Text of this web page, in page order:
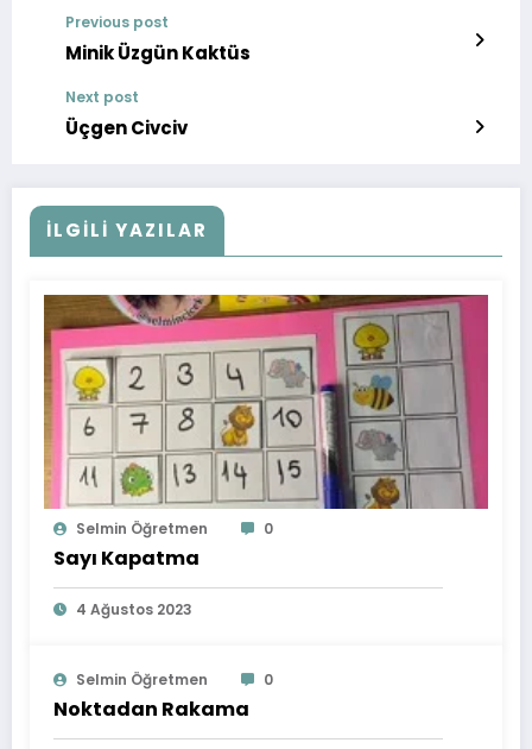
Previous post
Minik Üzgün Kaktüs
Next post
Üçgen Civciv
İLGİLİ YAZILAR
Selmin Öğretmen 0
Sayı Kapatma
4 Ağustos 2023
Selmin Öğretmen 0
Noktadan Rakama